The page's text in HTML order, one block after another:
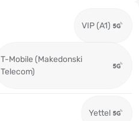
VIP (A1)
T-Mobile (Makedonski
Telecom)
Yettel